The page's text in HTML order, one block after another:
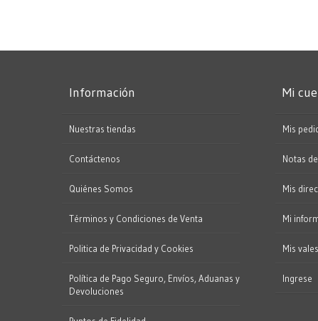
Información
Nuestras tiendas
Contáctenos
Quiénes Somos
Términos y Condiciones de Venta
Politica de Privacidad y Cookies
Política de Pago Seguro, Envíos, Aduanas y
Devoluciones
Mi
Mis
Notas
Mis
Mi
Mis vales
Ingrese